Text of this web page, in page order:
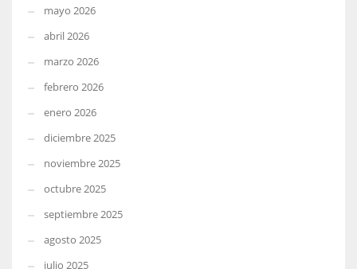
mayo 2026
abril 2026
marzo 2026
febrero 2026
enero 2026
diciembre 2025
noviembre 2025
octubre 2025
septiembre 2025
agosto 2025
julio 2025